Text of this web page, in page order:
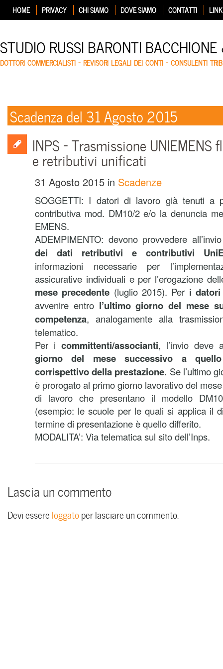
HOME PRIVACY CHI SIAMO DOVE SIAMO CONTATTI LINK
STUDIO RUSSI BARONTI
DOTTORI COMMERCIALISTI – REVISORI LEGALI DEI CONTI – CONSULENTI
Scadenza del 31 Agosto 2015
INPS – Trasmissione
e retributivi unificati
31 Agosto 2015 in Scadenze
SOGGETTI: I datori di lavoro già tenuti a
contributiva mod. DM10/2 e/o la denuncia
EMENS.
ADEMPIMENTO: devono provvedere
dei dati retributivi e contributivi
informazioni necessarie per
assicurative individuali e per l’erogazione
mese precedente (luglio 2015). Per i
avvenire entro l’ultimo giorno del mese
competenza, analogamente alla
telematico.
Per i committenti/associanti, l’invio deve
giorno del mese successivo a
corrispettivo della prestazione. Se l’ultimo
è prorogato al primo giorno lavorativo del
di lavoro che presentano il modello
(esempio: le scuole per le quali si applica il
termine di presentazione è quello differito.
MODALITA’: Via telematica sul sito dell’Inps.
Lascia un commento
Devi essere loggatoper lasciare un commento.